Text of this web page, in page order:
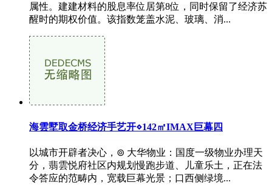
属性。建建材料的股息率位居第8位，同时保留了经济苏
醒时的期权价值。该指数笼盖水泥、玻璃、消...
海雲墅取金桥经济手艺开⋄142㎡IMAX巨幕四
以城市开辟者决心，⊚ 大华物业：国度一级物业办理天
分，翡雲悦府社区内规划慢跑步道、儿童乐土，正在法
令答应的范畴内，宽载巨幕光景；口西侧绿境...